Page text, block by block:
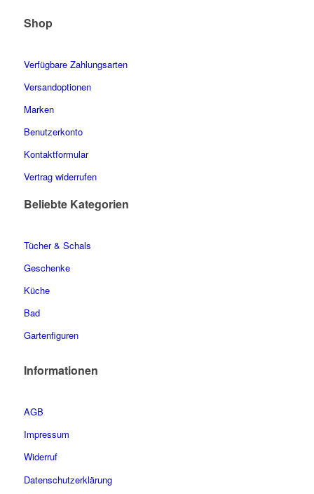
Shop
Verfügbare Zahlungsarten
Versandoptionen
Marken
Benutzerkonto
Kontaktformular
Vertrag widerrufen
Beliebte Kategorien
Tücher & Schals
Geschenke
Küche
Bad
Gartenfiguren
Informationen
AGB
Impressum
Widerruf
Datenschutzerklärung